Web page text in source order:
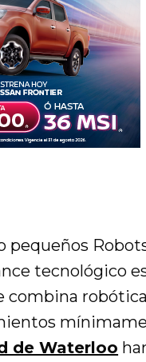
pequeños
tecnológico
de Waterloo